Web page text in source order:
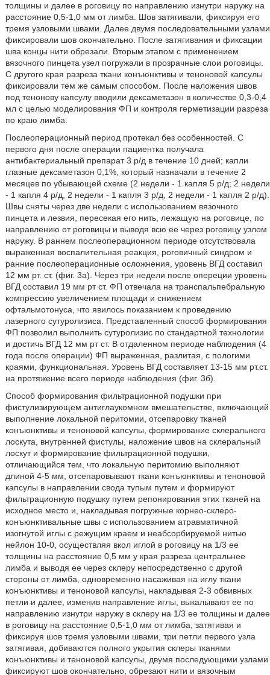
толщины и далее в роговицу по направлению изнутри наружу на
расстояние 0,5-1,0 мм от лимба. Шов затягивали, фиксируя его
тремя узловыми швами. Далее двумя последовательными узлами
фиксировали шов окончательно. После затягивания и фиксации
шва концы нити обрезали. Вторым этапом с применением
вязочного пинцета узел погружали в прозрачные слои роговицы.
С другого края разреза ткани конъюнктивы и теноновой капсулы
фиксировали тем же самым способом. После наложения швов
под тенонову капсулу вводили дексаметазон в количестве 0,3-0,4
мл с целью моделирования ФП и контроля герметизации разреза
по краю лимба.
Послеоперационный период протекал без особенностей. С
первого дня после операции пациентка получала
антибактериальный препарат 3 р/д в течение 10 дней; капли
глазные дексаметазон 0,1%, который назначали в течение 2
месяцев по убывающей схеме (2 недели - 1 капля 5 р/д; 2 недели
- 1 капля 4 р/д, 2 недели - 1 капля 3 р/д, 2 недели - 1 капля 2 р/д).
Швы сняты через две недели с использованием вязочного
пинцета и лезвия, пересекая его нить, лежащую на роговице, по
направлению от роговицы и выводя всю ее через роговицу узлом
наружу. В раннем послеоперационном периоде отсутствовала
выраженная воспалительная реакция, роговичный синдром и
ранние послеоперационные осложнения, уровень ВГД составил
12 мм рт. ст. (фиг. 3а). Через три недели после опереции уровень
ВГД составил 19 мм рт ст. ФП отвечала на транспальпебральную
компрессию увеличением площади и снижением
офтальмотонуса, что явилось показанием к проведению
лазерного сутуролизиса. Представленный способ формирования
ФП позволил выполнить сутуролизис по стандартной технологии
и достичь ВГД 12 мм рт ст. В отдаленном периоде наблюдения (4
года после операции) ФП выраженная, разлитая, с пологими
краями, функциональная. Уровень ВГД составляет 13-15 мм рт.ст.
на протяжение всего периоде наблюдения (фиг. 3б).
Способ формирования фильтрационной подушки при
фистулизирующем антиглаукомном вмешательстве, включающий
выполнение локальной перитомии, отсепаровку тканей
конъюнктивы и теноновой капсулы, формирование склерального
лоскута, внутренней фистулы, наложение швов на склеральный
лоскут и формирование фильтрационной подушки,
отличающийся тем, что локальную перитомию выполняют
длиной 4-5 мм, отсепаровывают ткани конъюнктивы и теноновой
капсулы в направлении свода тупым путем и формируют
фильтрационную подушку путем репонирования этих тканей на
исходное место и, накладывая погружные корнео-склеро-
конъюнктивальные швы с использованием атравматичной
изогнутой иглы с режущим краем и неабсорбируемой нитью
нейлон 10-0, осуществляя вкол иглой в роговицу на 1/3 ее
толщины на расстояние 0,5 мм у края разреза центральнее
лимба и выводя ее через склеру непосредственно с другой
стороны от лимба, одновременно насаживая на иглу ткани
конъюнктивы и теноновой капсулы, накладывая 2-3 обвивных
петли и далее, изменив направление иглы, выкалывают ее по
направлению изнутри наружу в склеру на 1/3 ее толщины и далее
в роговицу на расстояние 0,5-1,0 мм от лимба, затягивая и
фиксируя шов тремя узловыми швами, три петли первого узла
затягивая, добиваются полного укрытия склеры тканями
конъюнктивы и теноновой капсулы, двумя последующими узлами
фиксируют шов окончательно, обрезают нити и вязочным